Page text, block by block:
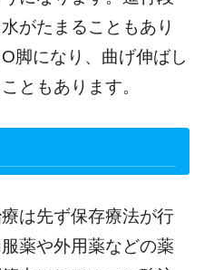
がたまることもあり
脚になり、曲げ伸ばし
ともあります。
は先ず保存療法が行
薬や外用薬などの薬